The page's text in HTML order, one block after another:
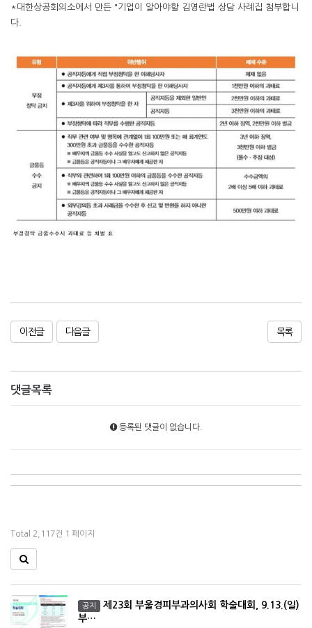
*대한상공회의소에서 만든 "기업이 알아야할 김영란법 상담 사례집 첨부합니
다.
이전글 다음글 목록
댓글목록
등록된 댓글이 없습니다.
Total 2,117건 1 페이지
공지
제23회 부울경피부과의사회 학술대회, 9.13.(일)
부…